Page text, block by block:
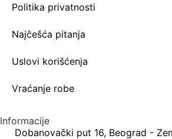
Politika privatnosti
Najčešća pitanja
Uslovi korišćenja
Vraćanje robe
Informacije
Dobanovački put 16, Beograd -